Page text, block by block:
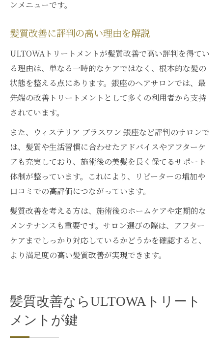
ンメニューです。
髪質改善に評判の高い理由を解説
ULTOWAトリートメントが髪質改善で高い評判を得てい
る理由は、単なる一時的なケアではなく、根本的な髪の
状態を整える点にあります。銀座のヘアサロンでは、最
先端の改善トリートメントとして多くの利用者から支持
されています。
また、ウィステリア プラスワン 銀座など評判のサロンで
は、髪質や生活習慣に合わせたアドバイスやアフターケ
アも充実しており、施術後の美髪を長く保てるサポート
体制が整っています。これにより、リピーターの増加や
口コミでの高評価につながっています。
髪質改善を考える方は、施術後のホームケアや定期的な
メンテナンスも重要です。サロン選びの際は、アフター
ケアまでしっかり対応しているかどうかを確認すると、
より満足度の高い髪質改善が実現できます。
髪質改善ならULTOWAトリート
メントが鍵